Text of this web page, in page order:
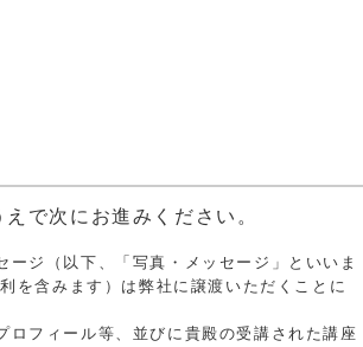
で次にお進みください。
ジ（以下、「写真・メッセージ」といいま
を含みます）は弊社に譲渡いただくことに
フィール等、並びに貴殿の受講された講座